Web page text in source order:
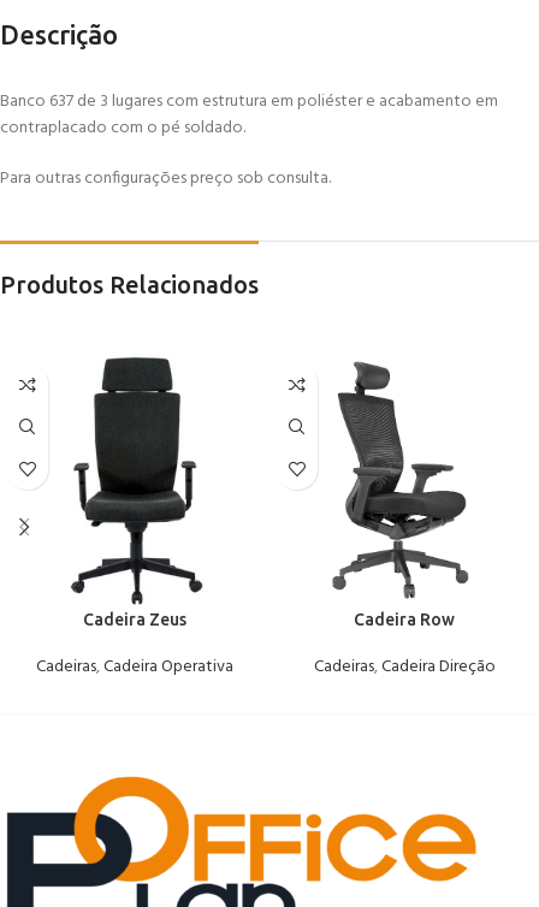
Descrição
Banco 637 de 3 lugares com estrutura em poliéster e acabamento em
contraplacado com o pé soldado.
Para outras configurações preço sob consulta.
Produtos Relacionados
Cadeira Zeus
Cadeiras,Cadeira Operativa
Cadeira Row
Cadeiras,Cadeira Direção